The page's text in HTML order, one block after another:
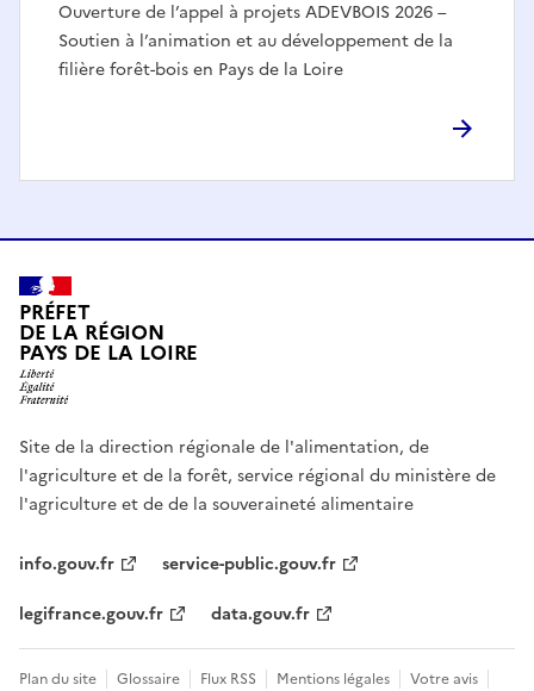
Ouverture de l’appel à projets ADEVBOIS 2026 –
Soutien à l’animation et au développement de la
filière forêt-bois en Pays de la Loire
PRÉFET
DE LA RÉGION
PAYS DE LA LOIRE
Site de la direction régionale de l'alimentation, de
l'agriculture et de la forêt, service régional du ministère de
l'agriculture et de de la souveraineté alimentaire
info.gouv.fr
service-public.gouv.fr
legifrance.gouv.fr
data.gouv.fr
Plan du site Glossaire Flux RSS Mentions légales Votre avis